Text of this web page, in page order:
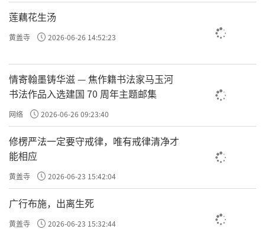
有一句非常重要的论述：“如是灭度无量无数
无边众生，实无众生得灭度者。”这句经文点
去帮助众生，但不要执着于“我在帮助别
人”“他是被帮助的对象”的想法。一旦有了
这种想法，自然也就容易产生优越感，或者因
为对方不感激而生气。于是，这些利益众生的
善法都成为了我执的延伸，或许还是能够带来
人天福报，但对断烦恼、了生死的意义便十分
有限了。真正的利乐有情，做了就该放下，内
心清净，没有负担。
莲藕花生汤
黄盖寺 2026-06-26 14:52:23
情寄翰墨铸华滋 — 焦作籍书法家马玉河
书法作品入选建国 70 周年主题邮集
网络 2026-06-26 09:23:40
修楞严法一定要守戒律，唯有戒律清净才
能相应
黄盖寺 2026-06-23 15:42:04
广行布施，出离生死
黄盖寺 2026-06-23 15:32:44